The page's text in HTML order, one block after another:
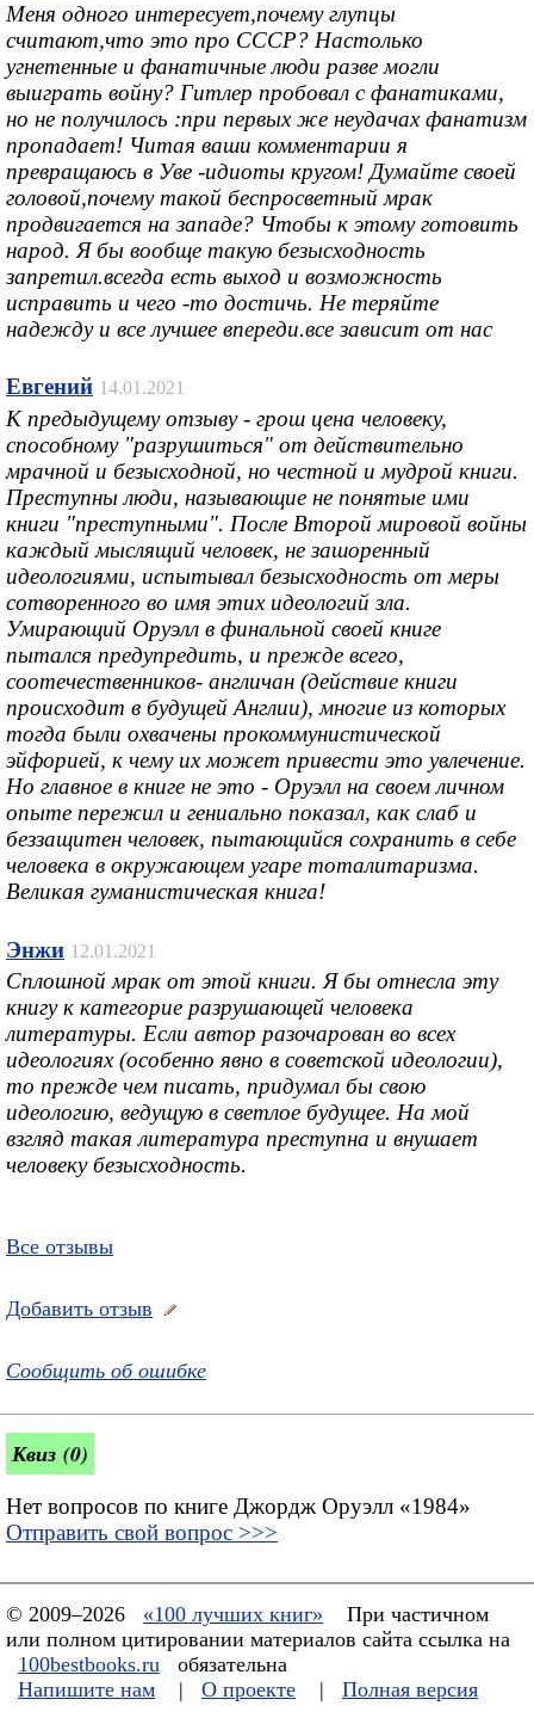
Меня одного интересует,почему глупцы
считают,что это про СССР? Настолько
угнетенные и фанатичные люди разве могли
выиграть войну? Гитлер пробовал с фанатиками,
но не получилось :при первых же неудачах фанатизм
пропадает! Читая ваши комментарии я
превращаюсь в Уве -идиоты кругом! Думайте своей
головой,почему такой беспросветный мрак
продвигается на западе? Чтобы к этому готовить
народ. Я бы вообще такую безысходность
запретил.всегда есть выход и возможность
исправить и чего -то достичь. Не теряйте
надежду и все лучшее впереди.все зависит от нас
Евгений 14.01.2021
К предыдущему отзыву - грош цена человеку,
способному "разрушиться" от действительно
мрачной и безысходной, но честной и мудрой книги.
Преступны люди, называющие не понятые ими
книги "преступными". После Второй мировой войны
каждый мыслящий человек, не зашоренный
идеологиями, испытывал безысходность от меры
сотворенного во имя этих идеологий зла.
Умирающий Оруэлл в финальной своей книге
пытался предупредить, и прежде всего,
соотечественников- англичан (действие книги
происходит в будущей Англии), многие из которых
тогда были охвачены прокоммунистической
эйфорией, к чему их может привести это увлечение.
Но главное в книге не это - Оруэлл на своем личном
опыте пережил и гениально показал, как слаб и
беззащитен человек, пытающийся сохранить в себе
человека в окружающем угаре тоталитаризма.
Великая гуманистическая книга!
Энжи 12.01.2021
Сплошной мрак от этой книги. Я бы отнесла эту
книгу к категорие разрушающей человека
литературы. Если автор разочарован во всех
идеологиях (особенно явно в советской идеологии),
то прежде чем писать, придумал бы свою
идеологию, ведущую в светлое будущее. На мой
взгляд такая литература преступна и внушает
человеку безысходность.
Все отзывы
Добавить отзыв
Сообщить об ошибке
Квиз (0)
Нет вопросов по книге Джордж Оруэлл «1984»
Отправить свой вопрос >>>
© 2009–2026 «100 лучших книг»
При частичном
или полном цитировании материалов сайта ссылка на
100bestbooks.ru
обязательна
Напишите нам
| О проекте | Полная версия